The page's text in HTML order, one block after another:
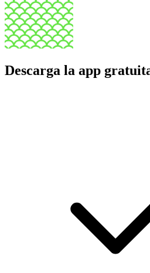
Descarga la app